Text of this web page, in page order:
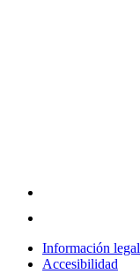
Información legal
Accesibilidad